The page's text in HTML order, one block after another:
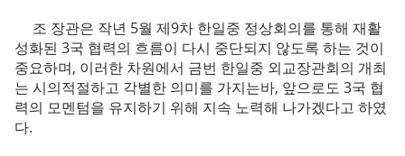
조 장관은 작년 5월 제9차 한일중 정상회의를 통해 재활
성화된 3국 협력의 흐름이 다시 중단되지 않도록 하는 것이
중요하며, 이러한 차원에서 금번 한일중 외교장관회의 개최
는 시의적절하고 각별한 의미를 가지는바, 앞으로도 3국 협
력의 모멘텀을 유지하기 위해 지속 노력해 나가겠다고 하였
다.